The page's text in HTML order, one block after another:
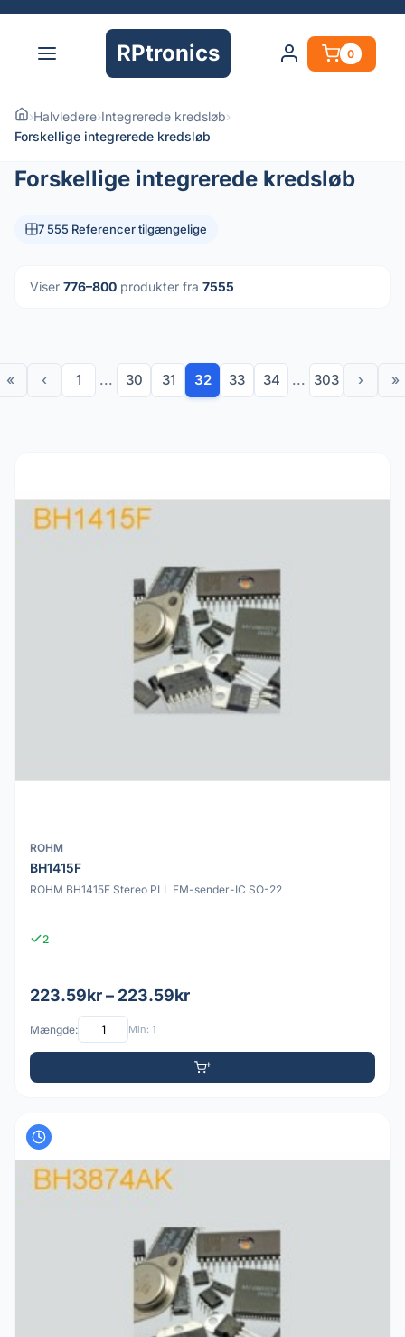
RPtronics 0
›Halvledere›Integrerede kredsløb›
Forskellige integrerede kredsløb
Forskellige integrerede kredsløb
7 555 Referencer tilgængelige
Viser 776–800 produkter fra 7555
« ‹ 1 ... 30 31 32 33 34 ... 303 › »
ROHM
BH1415F
ROHM BH1415F Stereo PLL FM-sender-IC SO-22
2
223.59kr – 223.59kr
Mængde: Min: 1